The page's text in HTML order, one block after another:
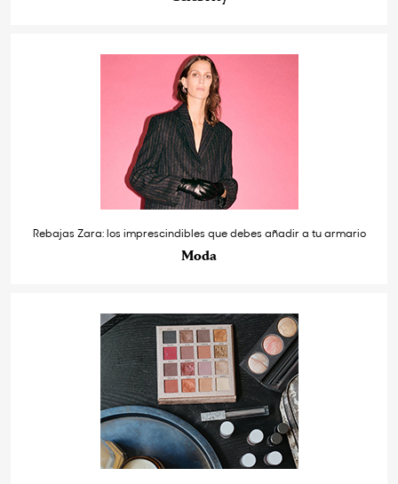
Rebajas Zara: los imprescindibles que debes añadir a tu armario
Moda